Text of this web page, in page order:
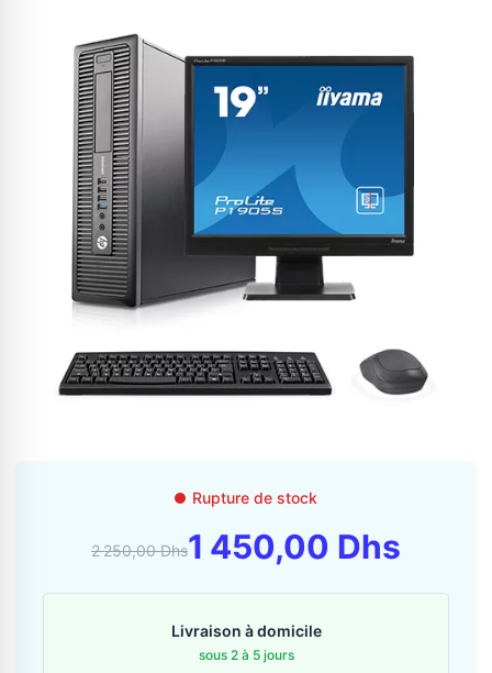
Appelez-nous au
06 37 08 07 06
06 36 88 27 81
Envoyer un message
Rupture de stock
2 250,00 Dhs1 450,00 Dhs
Livraison à domicile
sous 2 à 5 jours